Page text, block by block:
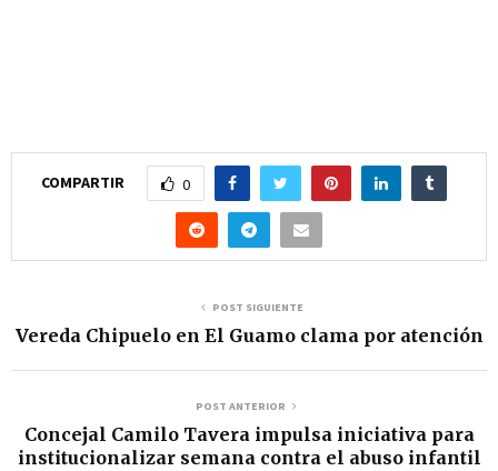
COMPARTIR 0
POST SIGUIENTE
Vereda Chipuelo en El Guamo clama por atención
POST ANTERIOR
Concejal Camilo Tavera impulsa iniciativa para
institucionalizar semana contra el abuso infantil